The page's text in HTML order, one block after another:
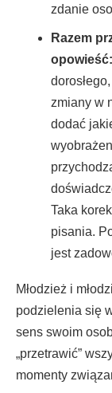
zdanie
Razem
opowieść:
zmiany w
dodać
Taka
pisania.
jest
Młodzież i
podzielenia się
sens swoim
„przetrawić”
momenty